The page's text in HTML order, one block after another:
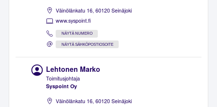
Väinölänkatu 16, 60120 Seinäjoki
www.syspoint.fi
NÄYTÄ NUMERO
NÄYTÄ SÄHKÖPOSTIOSOITE
Lehtonen Marko
Toimitusjohtaja
Syspoint Oy
Väinölänkatu 16, 60120 Seinäjoki